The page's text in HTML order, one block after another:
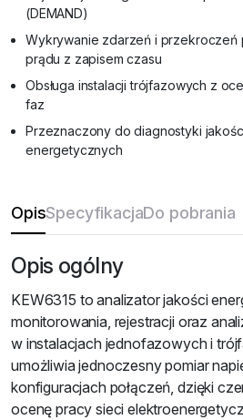
(DEMAND)
Wykrywanie zdarzeń i przekroczeń
prądu z zapisem czasu
Obsługa instalacji trójfazowych z
faz
Przeznaczony do diagnostyki
energetycznych
OpisSpecyfikacjaDo pobrania
Opis ogólny
KEW6315 to analizator jakości
monitorowania, rejestracji oraz
w instalacjach jednofazowych i
umożliwia jednoczesny pomiar
konfiguracjach połączeń, dzięki
ocenę pracy sieci